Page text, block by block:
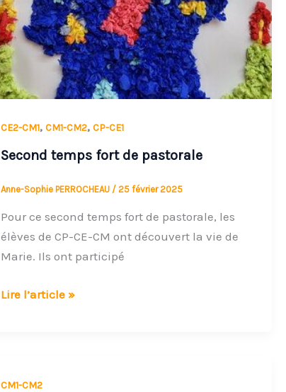
CE2-CM1,CM1-CM2,CP-CE1
Second temps fort de pastorale
Anne-Sophie PERROCHEAU /25 février 2025
Pour ce second temps fort de pastorale, les
élèves de CP-CE-CM ont découvert la vie de
Marie. Ils ont participé
Lire l’article »
CM1-CM2
Mardi